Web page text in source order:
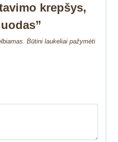
krepšys,
Būtini laukeliai pažymėti